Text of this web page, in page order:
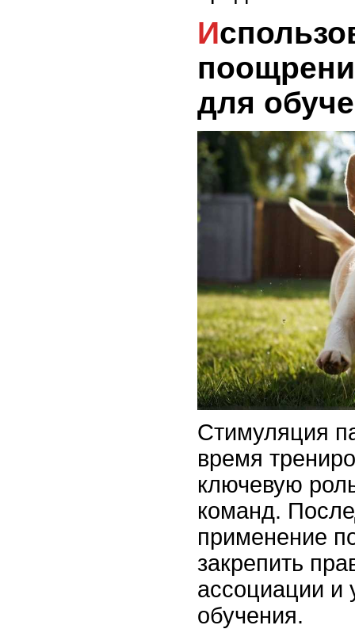
Использование
для
Стимуляция
время
ключевую
команд.
применение
закрепить
ассоциации и
обучения.